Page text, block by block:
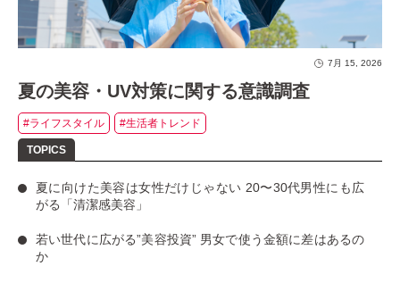
7月 15, 2026
夏の美容・UV対策に関する意識調査
#ライフスタイル #生活者トレンド
夏に向けた美容は女性だけじゃない 20〜30代男性にも広
がる「清潔感美容」
若い世代に広がる”美容投資” 男女で使う金額に差はあるの
か